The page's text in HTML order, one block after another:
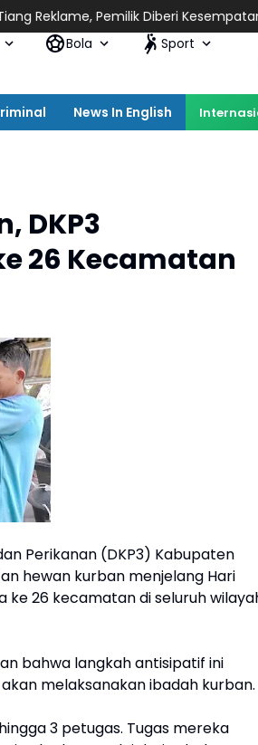
Diberi Kesempatan Penuhi
Bola Sport
News In English
DKP3
26 Kecamatan
Perikanan (DKP3) Kabupaten
hewan kurban menjelang Hari
ke 26 kecamatan di seluruh
bahwa langkah antisipatif ini
melaksanakan ibadah kurban.
3 petugas. Tugas mereka